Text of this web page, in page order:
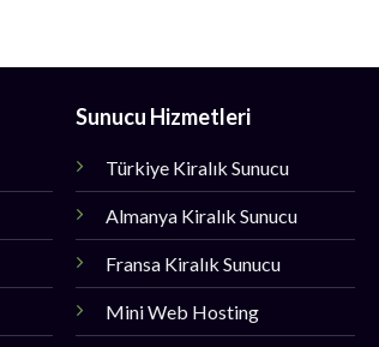
Sunucu Hizmetleri
Türkiye Kiralık Sunucu
Almanya Kiralık Sunucu
Fransa Kiralık Sunucu
Mini Web Hosting